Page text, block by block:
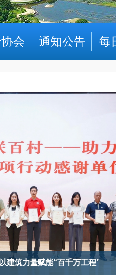
会 通知公告 每
等5家企业成为会员的通知